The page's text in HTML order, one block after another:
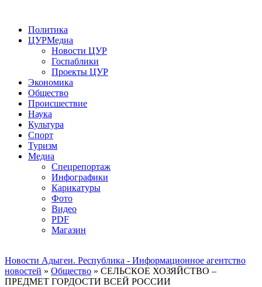
Политика
ЦУРМедиа
Новости ЦУР
Госпаблики
Проекты ЦУР
Экономика
Общество
Происшествие
Наука
Культура
Спорт
Туризм
Медиа
Спецрепортаж
Инфографики
Карикатуры
Фото
Видео
PDF
Магазин
Новости Адыгеи. Республика - Информационное агентство
новостей » Общество » СЕЛЬСКОЕ ХОЗЯЙСТВО –
ПРЕДМЕТ ГОРДОСТИ ВСЕЙ РОССИИ